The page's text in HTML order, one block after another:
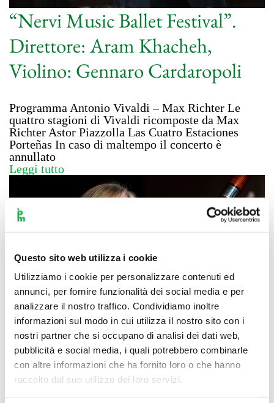
Questo sito web utilizza i cookie
Utilizziamo i cookie per personalizzare contenuti ed
annunci, per fornire funzionalità dei social media e per
analizzare il nostro traffico. Condividiamo inoltre
informazioni sul modo in cui utilizza il nostro sito con i
nostri partner che si occupano di analisi dei dati web,
pubblicità e social media, i quali potrebbero combinarle
con altre informazioni che ha fornito loro o che hanno
raccolto dal suo utilizzo dei loro servizi.
“Nervi Music Ballet Festival”.
Direttore: Aram Khacheh,
Violino: Gennaro Cardaropoli
Programma Antonio Vivaldi – Max Richter Le
quattro stagioni di Vivaldi ricomposte da Max
Richter Astor Piazzolla Las Cuatro Estaciones
Porteñas In caso di maltempo il concerto è
annullato
Leggi tutto
I Pomeriggi Musicali alla Villa
Reale. Trio d’ance dei Pomeriggi
Musicali di Milano